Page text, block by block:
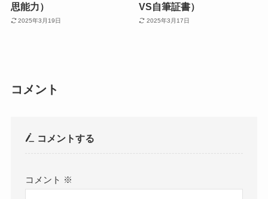
思能力）
2025年3月19日
VS自筆証書）
2025年3月17日
コメント
コメントする
コメント ※